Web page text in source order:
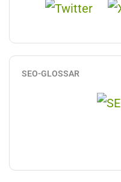
SEO-GLOSSAR